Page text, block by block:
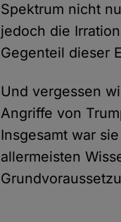
Spektrum nicht
jedoch die
Gegenteil dieser
Und vergessen
Angriffe von
Insgesamt war
allermeisten